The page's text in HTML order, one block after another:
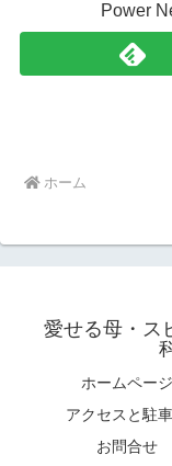
Power
ホーム
愛せる母・ス
ホームページ
アクセスと駐
お問合せ